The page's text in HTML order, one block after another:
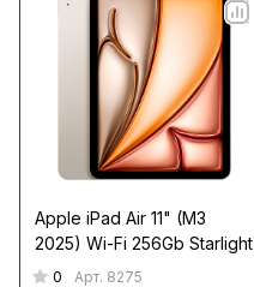
Apple iPad Air 11" (M3
2025) Wi-Fi 256Gb Starlight
0 Арт. 8275